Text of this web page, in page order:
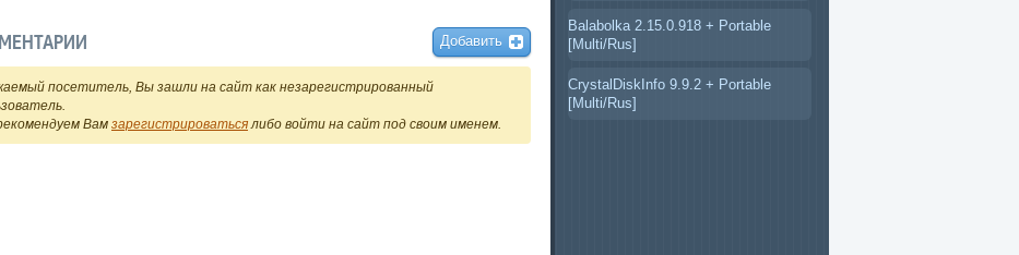
Добавить
посетитель, Вы зашли на сайт как незарегистрированный
Вам зарегистрироваться либо войти на сайт под своим именем.
Balabolka 2.15.0.918 + Portable
[Multi/Rus]
CrystalDiskInfo 9.9.2 + Portable
[Multi/Rus]